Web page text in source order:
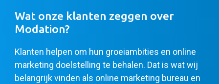
Wat onze klanten zeggen over
Modation?
Klanten helpen om hun groeiambities en online
marketing doelstelling te behalen. Dat is wat wij
belangrijk vinden als online marketing bureau en